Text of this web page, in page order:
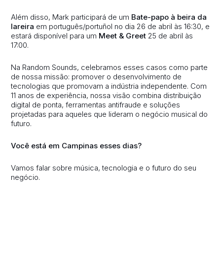
Além disso, Mark participará de um Bate-papo à beira da
lareira em português/portuñol no dia 26 de abril às 16:30, e
estará disponível para um Meet & Greet 25 de abril às
17:00.
Na Random Sounds, celebramos esses casos como parte
de nossa missão: promover o desenvolvimento de
tecnologias que promovam a indústria independente. Com
11 anos de experiência, nossa visão combina distribuição
digital de ponta, ferramentas antifraude e soluções
projetadas para aqueles que lideram o negócio musical do
futuro.
Você está em Campinas esses dias?
Vamos falar sobre música, tecnologia e o futuro do seu
negócio.